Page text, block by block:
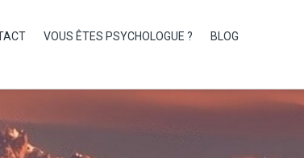
VOUS ÊTES PSYCHOLOGUE ? BLOG